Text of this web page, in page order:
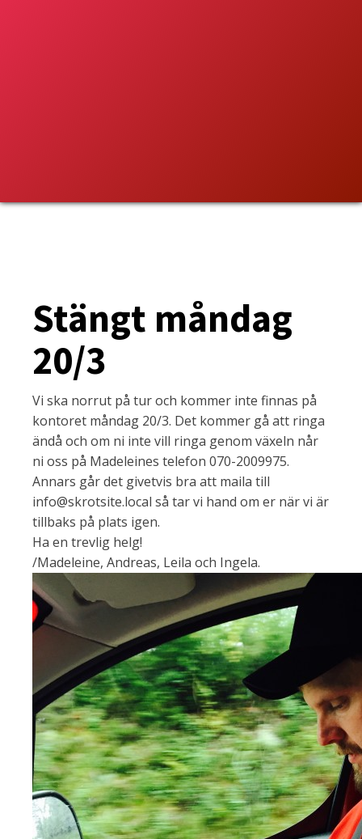
Stängt måndag
20/3
Vi ska norrut på tur och kommer inte finnas på
kontoret måndag 20/3. Det kommer gå att ringa
ändå och om ni inte vill ringa genom växeln når
ni oss på Madeleines telefon 070-2009975.
Annars går det givetvis bra att maila till
info@skrotsite.local så tar vi hand om er när vi är
tillbaks på plats igen.
Ha en trevlig helg!
/Madeleine, Andreas, Leila och Ingela.